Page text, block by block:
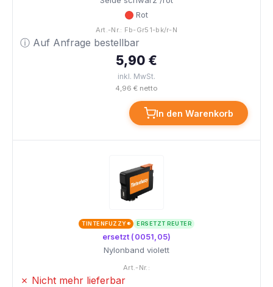
Rot
Art.-Nr.: Fb-Gr51-bk/r-N
ⓘ Auf Anfrage bestellbar
5,90 €
inkl. MwSt.
4,96 € netto
In den Warenkorb
TINTENFUZZY® ERSETZT REUTER
ersetzt (0051,05)
Nylonband violett
Art.-Nr.:
✗ Nicht mehr lieferbar